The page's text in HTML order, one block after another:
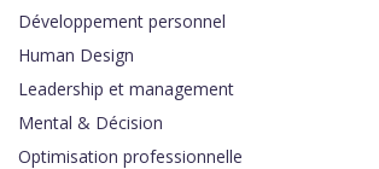
Développement personnel
Human Design
Leadership et management
Mental & Décision
Optimisation professionnelle